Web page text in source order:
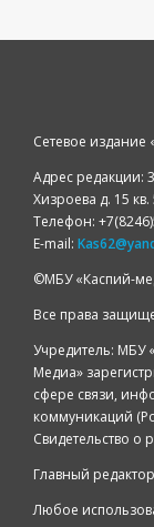
Сетевое издание
Адрес редакции:
Хизроева д. 15 кв.
Телефон:
E-mail:
©️МБУ «Каспий-
Все права
Учредитель: МБУ
Медиа»
сфере связи,
коммуникаций
Свидетельство
Главный
Любое